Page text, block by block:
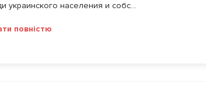
украинского населения и собс...
повністю